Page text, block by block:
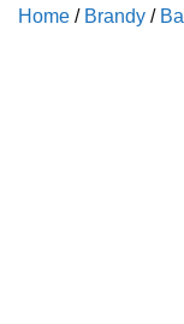
Home / Brandy /